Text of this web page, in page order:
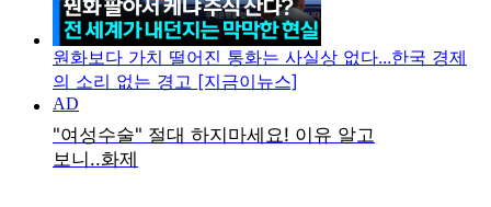
원화보다 가치 떨어진 통화는 사실상 없다...한국 경제
의 소리 없는 경고 [지금이뉴스]